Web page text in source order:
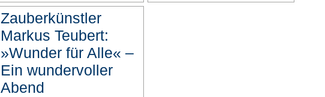
Zauberkünstler
Markus Teubert:
»Wunder für Alle« –
Ein wundervoller
Abend